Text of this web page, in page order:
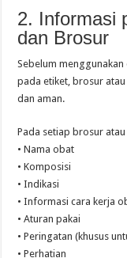
2. Informasi
dan Brosur
Sebelum
pada etiket, brosur
dan aman.
Pada setiap brosur
• Nama obat
• Komposisi
• Indikasi
• Informasi cara kerja
• Aturan pakai
• Peringatan (khusus
• Perhatian